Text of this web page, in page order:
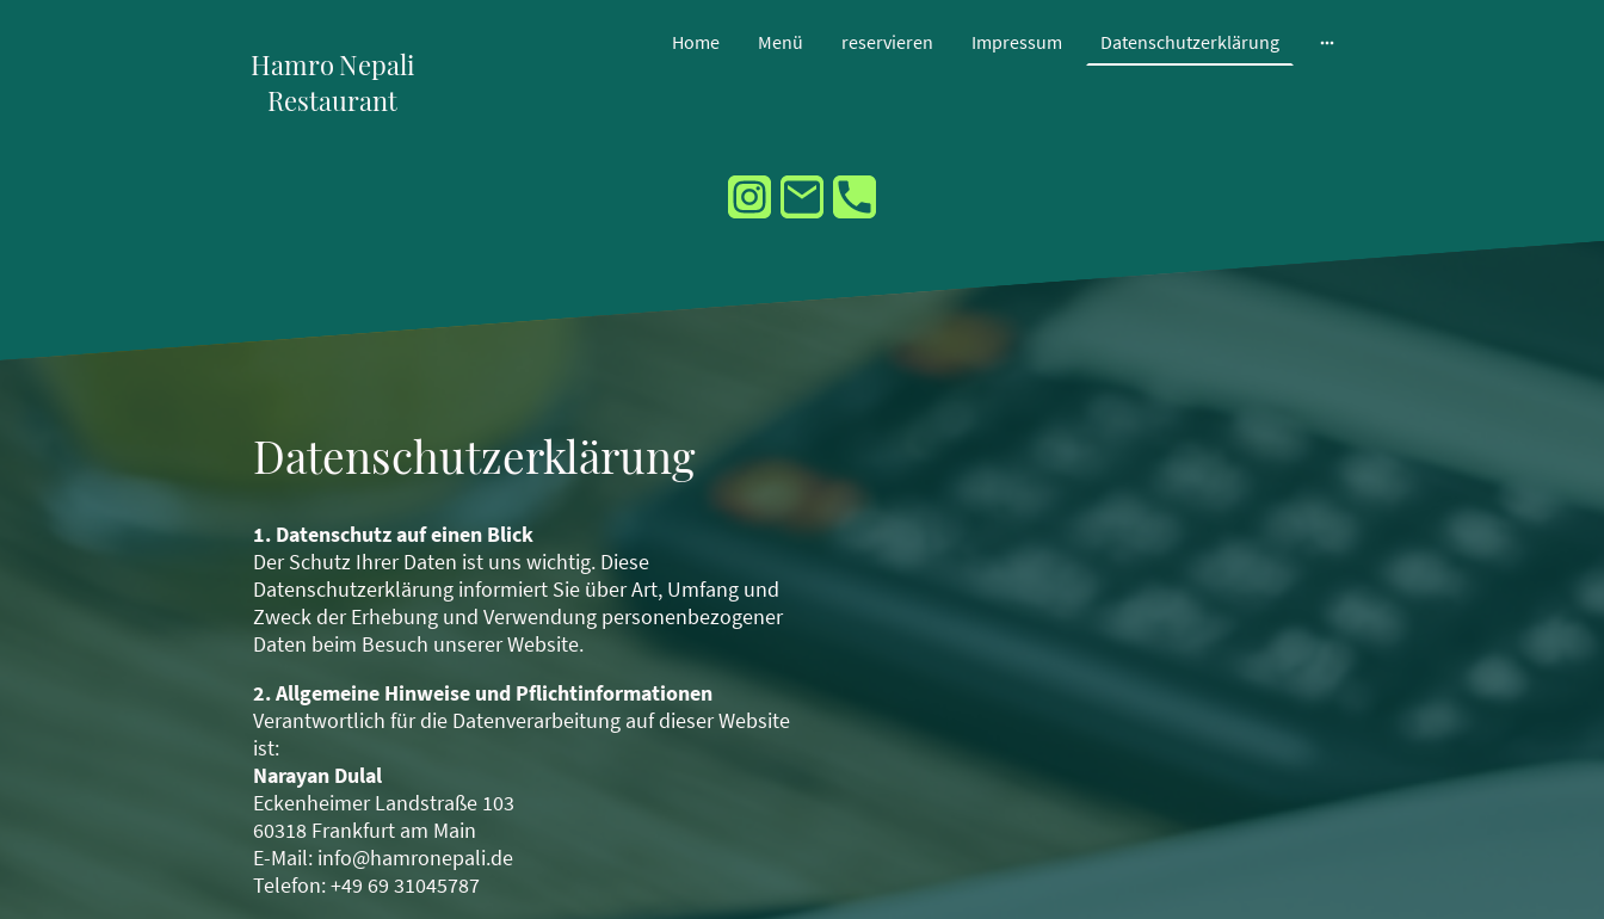
Hamro Nepali
Restaurant
Home Menü reservieren Impressum Datenschutzerklärung
Datenschutzerklärung
1. Datenschutz auf einen Blick
Der Schutz Ihrer Daten ist uns wichtig. Diese
Datenschutzerklärung informiert Sie über Art, Umfang und
Zweck der Erhebung und Verwendung personenbezogener
Daten beim Besuch unserer Website.
2. Allgemeine Hinweise und Pflichtinformationen
Verantwortlich für die Datenverarbeitung auf dieser Website
ist:
Narayan Dulal
Eckenheimer Landstraße 103
60318 Frankfurt am Main
E-Mail: info@hamronepali.de
Telefon: +49 69 31045787